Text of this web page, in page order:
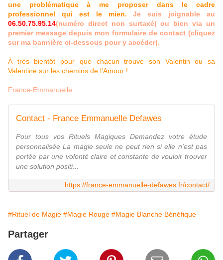
une problématique à me proposer dans le cadre
professionnel qui est le mien.
Je suis joignable au
06.50.75.95.14(numéro direct non surtaxé) ou bien via un
premier message depuis mon formulaire de contact (cliquez
sur ma bannière ci-dessous pour y accéder).
À très bientôt pour que chacun trouve son Valentin ou sa
Valentine sur les chemins de l'Amour !
France-Emmanuelle
Contact - France Emmanuelle Defawes
Pour tous vos Rituels Magiques Demandez votre étude
personnalisée La magie seule ne peut rien si elle n'est pas
portée par une volonté claire et constante de vouloir trouver
une solution positi...
https://france-emmanuelle-defawes.fr/contact/
#Rituel de Magie #Magie Rouge #Magie Blanche Bénéfique
Partager